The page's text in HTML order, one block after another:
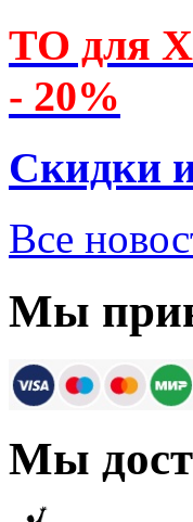
ТО для
- 20%
Скидки
Все
Мы
Мы